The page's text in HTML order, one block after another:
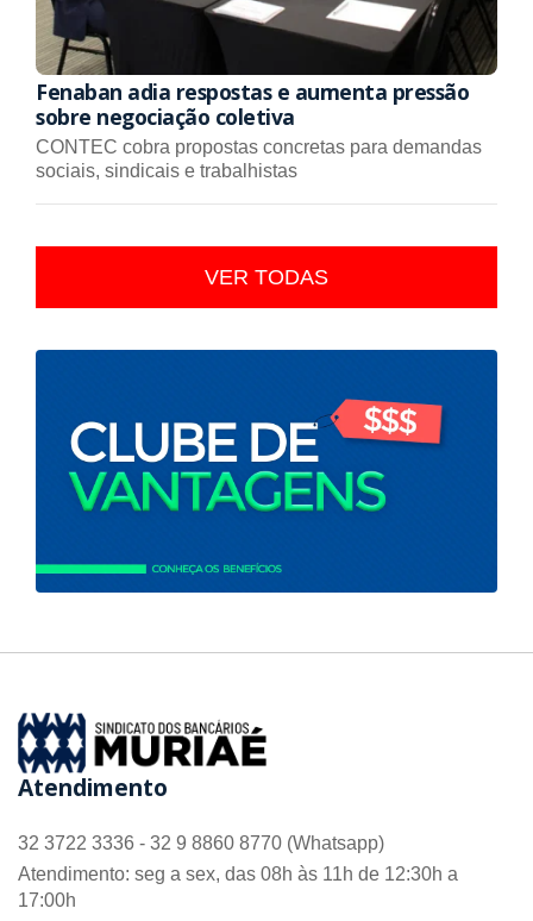
Fenaban adia respostas e aumenta pressão
sobre negociação coletiva
CONTEC cobra propostas concretas para demandas
sociais, sindicais e trabalhistas
VER TODAS
Atendimento
32 3722 3336 - 32 9 8860 8770 (Whatsapp)
Atendimento: seg a sex, das 08h às 11h de 12:30h a
17:00h